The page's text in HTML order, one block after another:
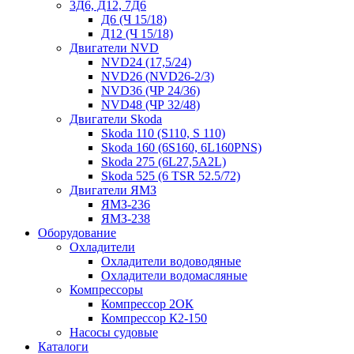
3Д6, Д12, 7Д6
Д6 (Ч 15/18)
Д12 (Ч 15/18)
Двигатели NVD
NVD24 (17,5/24)
NVD26 (NVD26-2/3)
NVD36 (ЧР 24/36)
NVD48 (ЧР 32/48)
Двигатели Skoda
Skoda 110 (S110, S 110)
Skoda 160 (6S160, 6L160PNS)
Skoda 275 (6L27,5A2L)
Skoda 525 (6 TSR 52.5/72)
Двигатели ЯМЗ
ЯМЗ-236
ЯМЗ-238
Оборудование
Охладители
Охладители водоводяные
Охладители водомасляные
Компрессоры
Компрессор 2ОК
Компрессор К2-150
Насосы судовые
Каталоги